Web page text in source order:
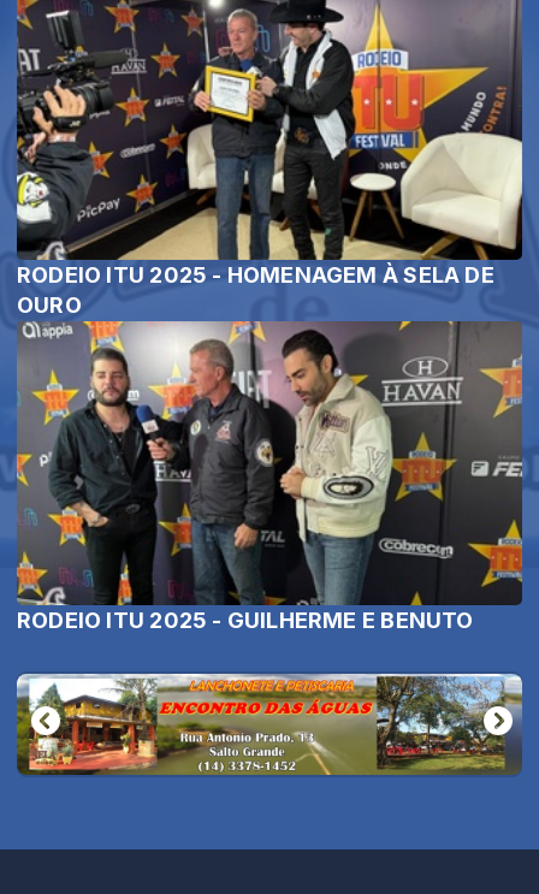
RODEIO ITU 2025 - HOMENAGEM À SELA DE
OURO
RODEIO ITU 2025 - GUILHERME E BENUTO